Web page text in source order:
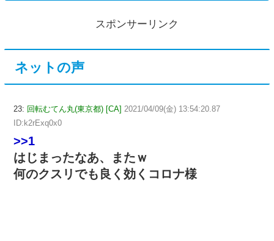
スポンサーリンク
ネットの声
23: 回転むてん丸(東京都) [CA] 2021/04/09(金) 13:54:20.87
ID:k2rExq0x0
>>1
はじまったなあ、またｗ
何のクスリでも良く効くコロナ様